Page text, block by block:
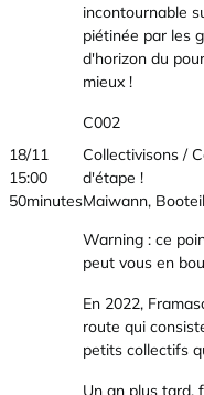
incontournable
piétinée par les
d'horizon du
mieux !
C002
18/11
15:00
50minutes
Collectivisons /
d'étape !
Maiwann,
Warning : ce
peut vous en
En 2022,
route qui
petits collectifs
Un an plus tard,